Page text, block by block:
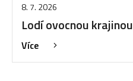
8. 7. 2026
Lodí ovocnou krajinou
Více